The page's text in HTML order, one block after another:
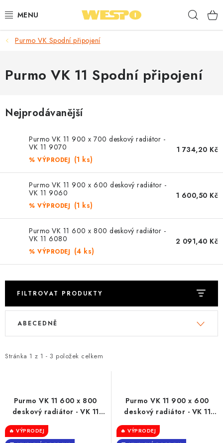
na
ARMATURY PRO TOPENÍ A VODU
TOPENÍ A OHŘEV VODY
VODOINSTALACE
NÁŘADÍ
⭐ NEJLÉPE HODNOCENÉ
🏷️ VÝPRODEJ
🎁 ODMĚNY ZA BODY
TOPENÁŘSKÁ AKADEMIE
OBCHODNÍ PODMÍNKY
🚚 STAV OBJEDNÁVKY
DOPRAVA A PLATBA
Purmo VK Spodní připojení
Purmo VK 11 Spodní připojení
Nejprodávanější
Purmo VK 11 900 x 700 deskový radiátor -
VK 11 9070
% VÝPRODEJ (1 ks)
1 734,20 Kč
Purmo VK 11 900 x 600 deskový radiátor -
VK 11 9060
% VÝPRODEJ (1 ks)
1 600,50 Kč
Purmo VK 11 600 x 800 deskový radiátor -
VK 11 6080
% VÝPRODEJ (4 ks)
2 091,40 Kč
FILTROVAT PRODUKTY
V
i
d
Stránka 1 z 1 - 3 položek celkem
Ř
e
o
ABECEDNĚ
Purmo VK 11 600 x 800
deskový radiátor - VK 11
6080
🔥 VÝPRODEJ
Purmo VK 11 900 x 600
deskový radiátor - VK 11
9060
🔥 VÝPRODEJ